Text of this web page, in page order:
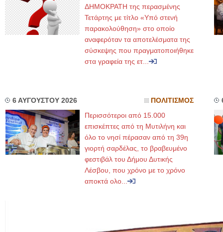
ΔΗΜΟΚΡΑΤΗ της περασμένης
Τετάρτης με τίτλο «Υπό στενή
παρακολούθηση» στο οποίο
αναφερόταν τα αποτελέσματα της
σύσκεψης που πραγματοποιήθηκε
στα γραφεία της ετ...
6 ΑΥΓΟΥΣΤΟΥ 2026 ΠΟΛΙΤΙΣΜΟΣ
Περισσότεροι από 15.000
επισκέπτες από τη Μυτιλήνη και
όλο το νησί πέρασαν από τη 39η
γιορτή σαρδέλας, το βραβευμένο
φεστιβάλ του Δήμου Δυτικής
Λέσβου, που χρόνο με το χρόνο
αποκτά ολο...